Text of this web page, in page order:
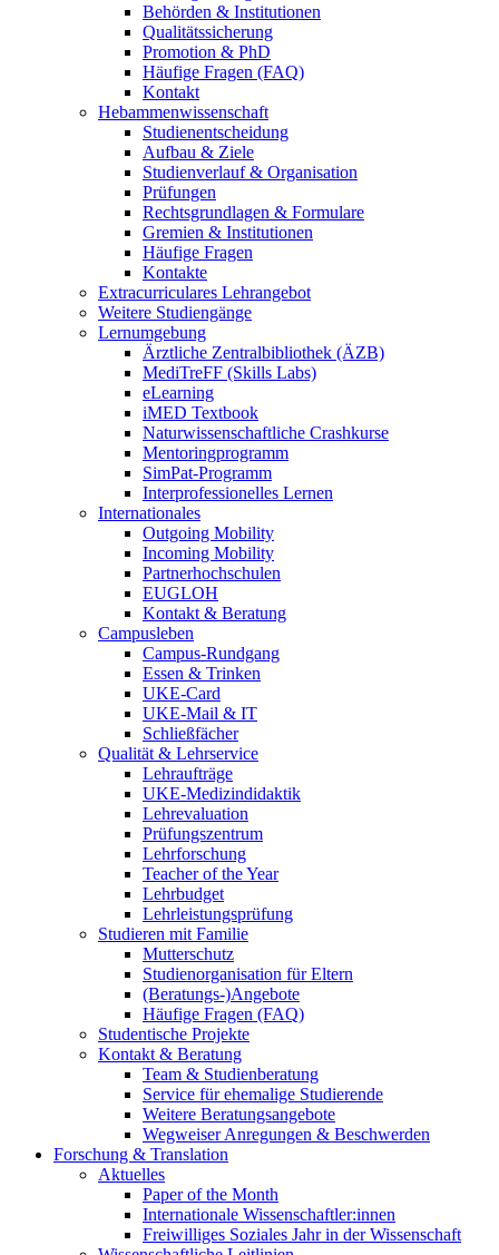
Behörden & Institutionen
Qualitätssicherung
Promotion & PhD
Häufige Fragen (FAQ)
Kontakt
Hebammenwissenschaft
Studienentscheidung
Aufbau & Ziele
Studienverlauf & Organisation
Prüfungen
Rechtsgrundlagen & Formulare
Gremien & Institutionen
Häufige Fragen
Kontakte
Extracurriculares Lehrangebot
Weitere Studiengänge
Lernumgebung
Ärztliche Zentralbibliothek (ÄZB)
MediTreFF (Skills Labs)
eLearning
iMED Textbook
Naturwissenschaftliche Crashkurse
Mentoringprogramm
SimPat-Programm
Interprofessionelles Lernen
Internationales
Outgoing Mobility
Incoming Mobility
Partnerhochschulen
EUGLOH
Kontakt & Beratung
Campusleben
Campus-Rundgang
Essen & Trinken
UKE-Card
UKE-Mail & IT
Schließfächer
Qualität & Lehrservice
Lehraufträge
UKE-Medizindidaktik
Lehrevaluation
Prüfungszentrum
Lehrforschung
Teacher of the Year
Lehrbudget
Lehrleistungsprüfung
Studieren mit Familie
Mutterschutz
Studienorganisation für Eltern
(Beratungs-)Angebote
Häufige Fragen (FAQ)
Studentische Projekte
Kontakt & Beratung
Team & Studienberatung
Service für ehemalige Studierende
Weitere Beratungsangebote
Wegweiser Anregungen & Beschwerden
Forschung & Translation
Aktuelles
Paper of the Month
Internationale Wissenschaftler:innen
Freiwilliges Soziales Jahr in der Wissenschaft